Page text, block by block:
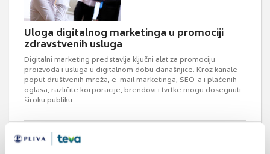
Uloga digitalnog marketinga u promociji
zdravstvenih usluga
Digitalni marketing predstavlja ključni alat za promociju
proizvoda i usluga u digitalnom dobu današnjice. Kroz kanale
poput društvenih mreža, e-mail marketinga, SEO-a i plaćenih
oglasa, različite korporacije, brendovi i tvrtke mogu dosegnuti
široku publiku.